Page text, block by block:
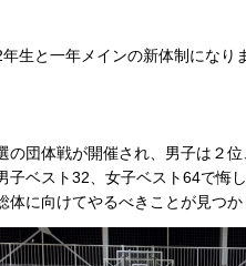
生と一年メインの新体制になり
団体戦が開催され、男子は２
子ベスト32、女子ベスト64で悔
体に向けてやるべきことが見つか